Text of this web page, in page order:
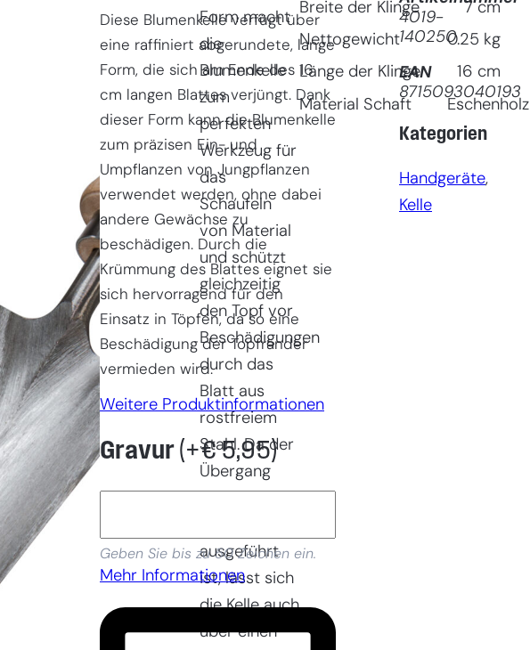
Diese Blumenkelle verfügt über
eine raffiniert abgerundete, lange
Form, die sich am Ende des 16
cm langen Blattes verjüngt. Dank
dieser Form kann die Blumenkelle
zum präzisen Ein- und
Umpflanzen von Jungpflanzen
verwendet werden, ohne dabei
andere Gewächse zu
beschädigen. Durch die
Krümmung des Blattes eignet sie
sich hervorragend für den
Einsatz in Töpfen, da so eine
Beschädigung der Topfränder
vermieden wird.
Weitere Produktinformationen
Gravur (+€5,95)
Geben Sie bis zu 50 Zeichen ein.
Mehr Informationen
Form macht
die
Blumenkelle
zum
perfekten
Werkzeug für
das
Schaufeln
von Material
und schützt
gleichzeitig
den Topf vor
Beschädigungen
durch das
Blatt aus
rostfreiem
Stahl. Da der
Übergang
ausgeführt
ist, lässt sich
die Kelle auch
über einen
Breite der Klinge
7 cm
Nettogewicht
0.25 kg
Länge der Klinge
16 cm
Material Schaft
Eschenholz
4019-
140250
EAN
8715093040193
Kategorien
Handgeräte
Kelle